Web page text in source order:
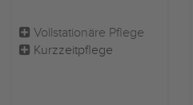
Vollstationäre Pflege
Kurzzeitpflege